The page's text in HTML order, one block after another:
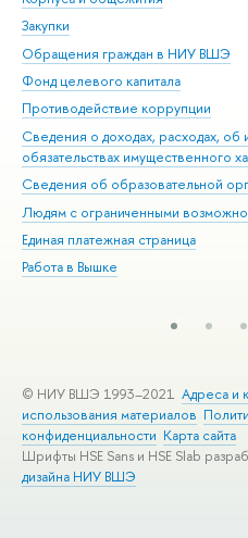
Закупки
Обращения граждан в НИУ ВШЭ
Фонд целевого капитала
Противодействие коррупции
Сведения о доходах, расходах, об
обязательствах имущественного
Сведения об образовательной
Людям с ограниченными
Единая платежная страница
Работа в Вышке
© НИУ ВШЭ 1993–2021 Адреса и
использования материалов
конфиденциальности Карта сайта
Шрифты HSE Sans и HSE Slab
дизайна НИУ ВШЭ